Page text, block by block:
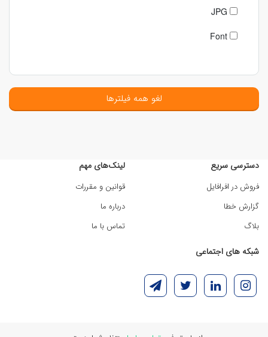
JPG
Font
لغو همه فیلترها
دسترسی سریع
فروش در افرافایل
گزارش خطا
بلاگ
لینک‌های مهم
قوانین و مقررات
درباره ما
تماس با ما
شبکه های اجتماعی